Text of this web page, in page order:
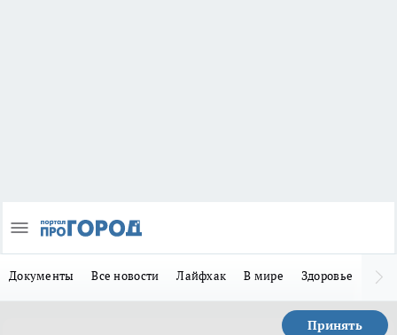
Документы Все новости Лайфхак В мире Здоровье
Принять